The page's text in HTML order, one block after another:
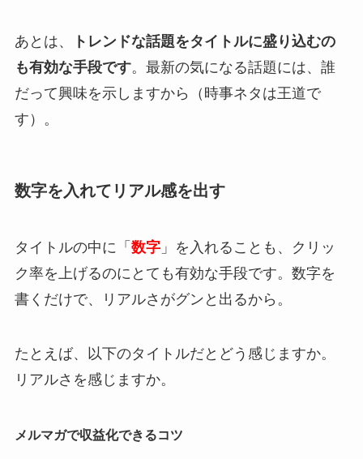
あとは、
トレンドな話題をタイトルに盛り込むの
も有効な手段です。最新の気になる話題には、誰
だって興味を示しますから（時事ネタは王道で
す）。
数字を入れてリアル感を出す
タイトルの中に「 数字」を入れることも、クリッ
ク率を上げるのにとても有効な手段です。数字を
書くだけで、リアルさがグンと出るから。
たとえば、以下のタイトルだとどう感じますか。
リアルさを感じますか。
メルマガで収益化できるコツ